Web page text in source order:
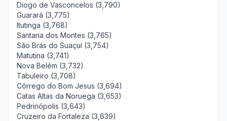
Diogo de Vasconcelos (3,790)
Guarará (3,775)
Itutinga (3,768)
Santana dos Montes (3,765)
São Brás do Suaçuí (3,754)
Matutina (3,741)
Nova Belém (3,732)
Tabuleiro (3,708)
Córrego do Bom Jesus (3,694)
Catas Altas da Noruega (3,653)
Pedrinópolis (3,643)
Cruzeiro da Fortaleza (3,639)